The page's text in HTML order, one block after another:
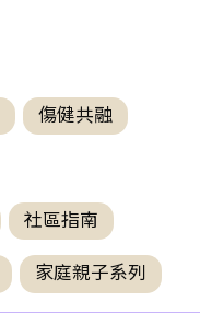
傷健共融
社區指南
家庭親子系列